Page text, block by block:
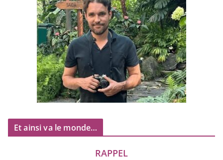
Et ainsi va le monde…
RAPPEL